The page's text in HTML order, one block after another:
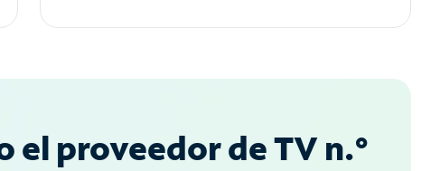
el proveedor de TV n.°